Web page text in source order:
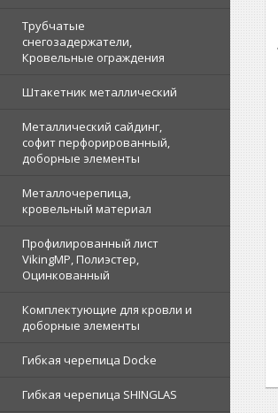
Трубчатые
снегозадержатели,
Кровельные ограждения
Штакетник металлический
Металлический сайдинг,
софит перфорированный,
доборные элементы
Металлочерепица,
кровельный материал
Профилированный лист
VikingMP, Полиэстер,
Оцинкованный
Комплектующие для кровли и
доборные элементы
Гибкая черепица Docke
Гибкая черепица SHINGLAS